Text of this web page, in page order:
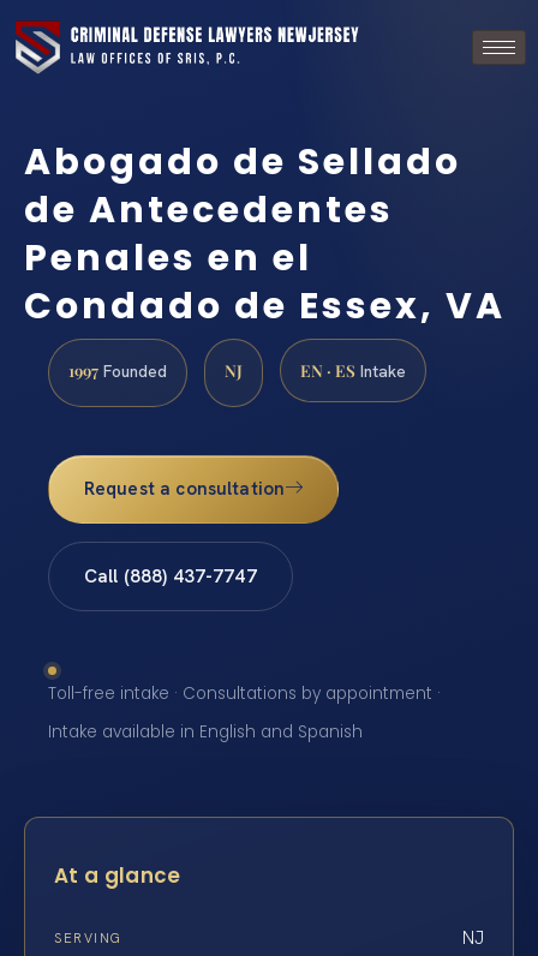
Abogado de Sellado
de Antecedentes
Penales en el
Condado de Essex, VA
1997 Founded NJ EN · ES Intake
Request a consultation
Call (888) 437-7747
Toll-free intake · Consultations by appointment ·
Intake available in English and Spanish
At a glance
SERVING NJ